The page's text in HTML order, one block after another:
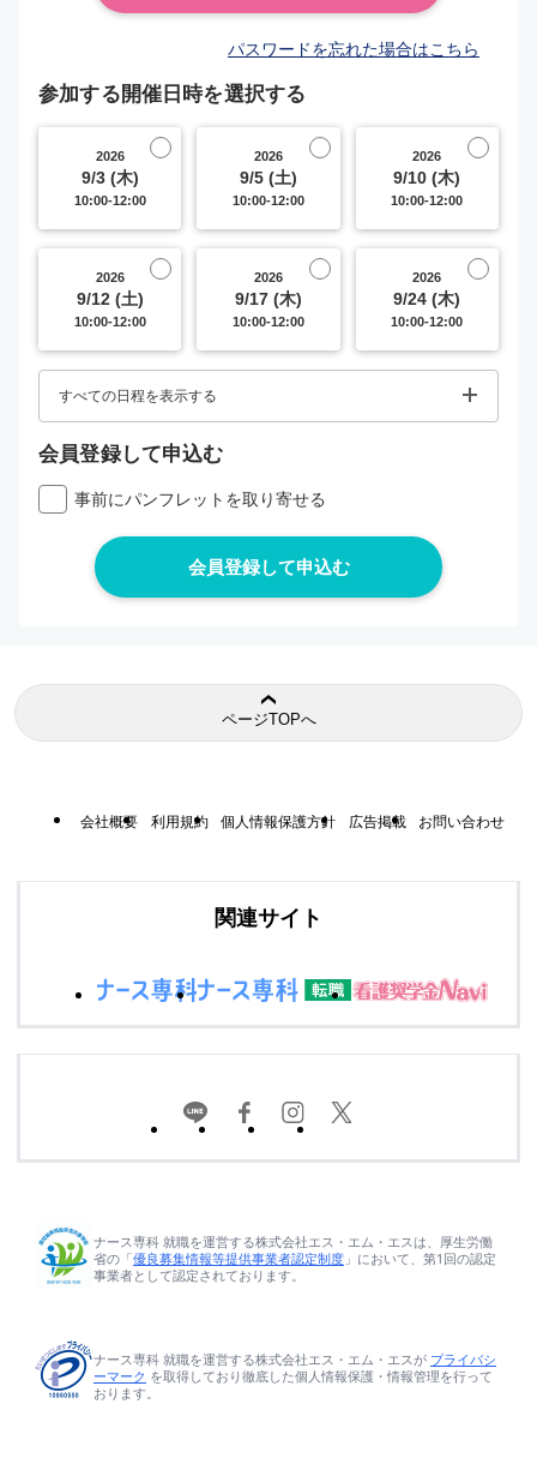
パスワードを忘れた場合はこちら
参加する開催日時を選択する
2026
9/3 (木)
10:00-12:00
2026
9/5 (土)
10:00-12:00
2026
9/10 (木)
10:00-12:00
2026
9/12 (土)
10:00-12:00
2026
9/17 (木)
10:00-12:00
2026
9/24 (木)
10:00-12:00
すべての日程を表示する
会員登録して申込む
事前にパンフレットを取り寄せる
ページTOPへ